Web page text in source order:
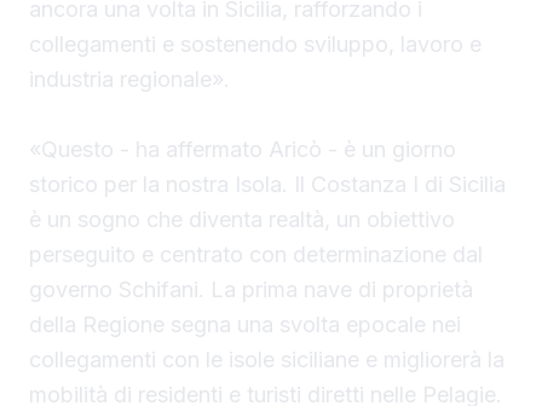
ancora una volta in Sicilia, rafforzando i
collegamenti e sostenendo sviluppo, lavoro e
industria regionale».
«Questo - ha affermato Aricò - è un giorno
storico per la nostra Isola. Il Costanza I di Sicilia
è un sogno che diventa realtà, un obiettivo
perseguito e centrato con determinazione dal
governo Schifani. La prima nave di proprietà
della Regione segna una svolta epocale nei
collegamenti con le isole siciliane e migliorerà la
mobilità di residenti e turisti diretti nelle Pelagie.